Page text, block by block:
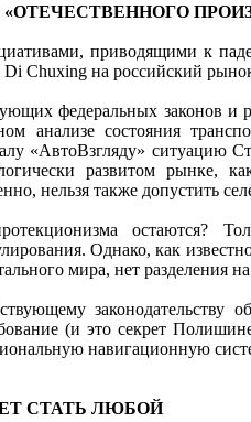
приводящими к
Chuxing на российский
федеральных законов
анализе состояния
«АвтоВзгляду» ситуацию
развитом рынке,
нельзя также допустить
остаются?
Однако, как
мира, нет разделения
(и это секрет
навигационную
СТАТЬ ЛЮБОЙ